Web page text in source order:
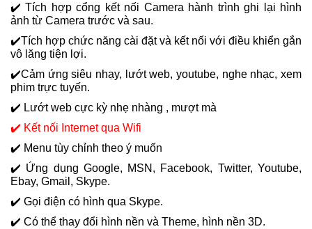
✔️ Tích hợp cổng kết nối Camera hành trình ghi lại hình
ảnh từ Camera trước và sau.
✔️Tích hợp chức năng cài đặt và kết nối với điều khiển gắn
vô lăng tiện lợi.
✔️Cảm ứng siêu nhạy, lướt web, youtube, nghe nhạc, xem
phim trực tuyến.
✔️ Lướt web cực kỳ nhẹ nhàng , mượt mà
✔️ Kết nối Internet qua Wifi
✔️ Menu tùy chỉnh theo ý muốn
✔️ Ứng dụng Google, MSN, Facebook, Twitter, Youtube,
Ebay, Gmail, Skype.
✔️ Gọi điện có hình qua Skype.
✔️ Có thể thay đổi hình nền và Theme, hình nền 3D.